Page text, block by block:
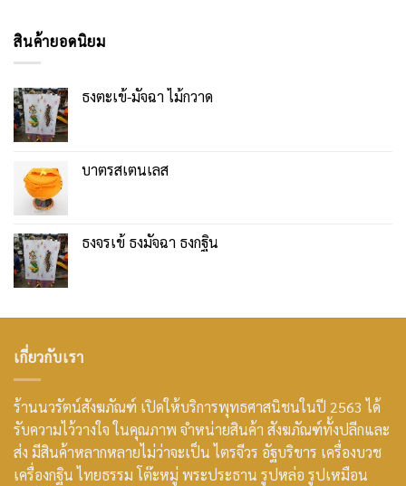
สินค้ายอดนิยม
ธงตะเข้-มัจฉา ไม้กวาด
บาตรสเตนเลส
ธงจรเข้ ธงมัจฉา ธงกฐิน
เกี่ยวกับเรา
ร้านนวรัตน์สังฆภัณฑ์ เปิดให้บริการพุทธศาสนิชนในปี 2563 ได้
รับความไว้วางใจ ในคุณภาพ จำหน่ายสินค้า สังฆภัณฑ์ทั้งปลีกและ
ส่ง มีสินค้าหลากหลายไม่ว่าจะเป็น ไตรจีวร อัฐบริขาร เครื่องบวช
เครื่องกฐิน ไทยธรรม โต๊ะหมู่ พระประธาน รูปหล่อ รูปเหมือน